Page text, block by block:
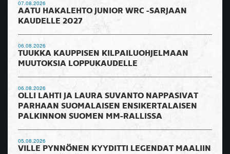
07.08.2026
AATU HAKALEHTO JUNIOR WRC -SARJAAN
KAUDELLE 2027
06.08.2026
TUUKKA KAUPPISEN KILPAILUOHJELMAAN
MUUTOKSIA LOPPUKAUDELLE
06.08.2026
OLLI LAHTI JA LAURA SUVANTO NAPPASIVAT
PARHAAN SUOMALAISEN ENSIKERTALAISEN
PALKINNON SUOMEN MM-RALLISSA
05.08.2026
VILLE PYNNÖNEN KYYDITTI LEGENDAT MAALIIN